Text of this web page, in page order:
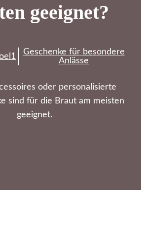
geeignet?
Geschenke für besondere
Anlässe
oder personalisierte
sind für die Braut am meisten
geeignet.